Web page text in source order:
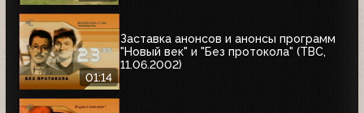
01:14
Заставка анонсов и анонсы программ
"Новый век" и "Без протокола" (ТВС,
11.06.2002)